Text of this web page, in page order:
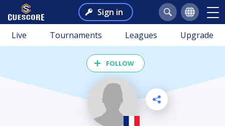
Sign in
Live Tournaments Leagues Upgrade
FOLLOW